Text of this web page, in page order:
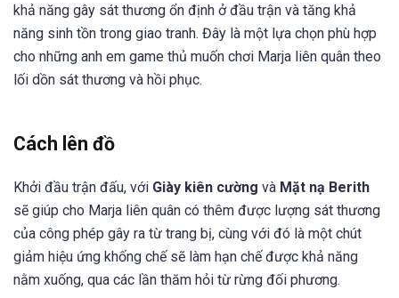
khả năng gây sát thương ổn định ở đầu trận và tăng khả
năng sinh tồn trong giao tranh. Đây là một lựa chọn phù hợp
cho những anh em game thủ muốn chơi Marja liên quân theo
lối dồn sát thương và hồi phục.
Cách lên đồ
Khởi đầu trận đấu, với Giày kiên cường và Mặt nạ Berith
sẽ giúp cho Marja liên quân có thêm được lượng sát thương
của công phép gây ra từ trang bị, cùng với đó là một chút
giảm hiệu ứng khống chế sẽ làm hạn chế được khả năng
nằm xuống, qua các lần thăm hỏi từ rừng đối phương.